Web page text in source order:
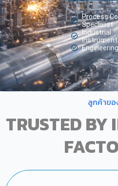
Process
Specialist
Industrial
ลูกค้าขอ
TRUSTED BY